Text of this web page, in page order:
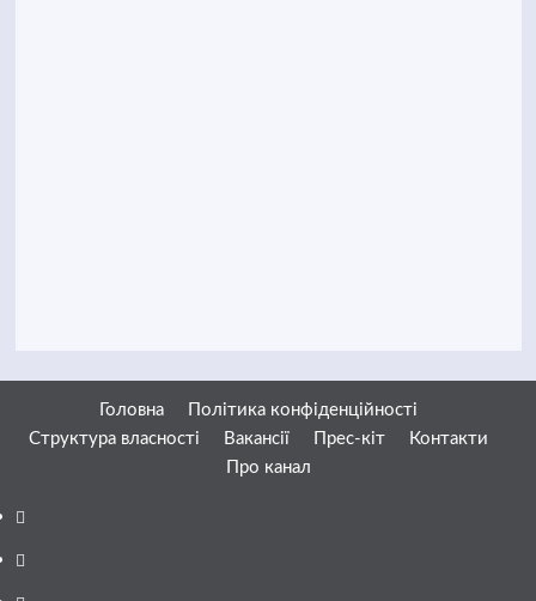
Головна
Політика конфіденційності
Структура власності
Вакансії Прес-кіт
Контакти
Про канал
Facebook
YouTube